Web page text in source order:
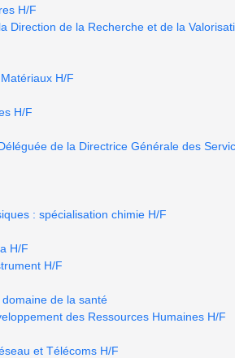
H/F
Direction de la Recherche et de la
H/F
H/F
de la Directrice Générale des
: spécialisation chimie H/F
H/F
H/F
de la santé
des Ressources Humaines H/F
et Télécoms H/F